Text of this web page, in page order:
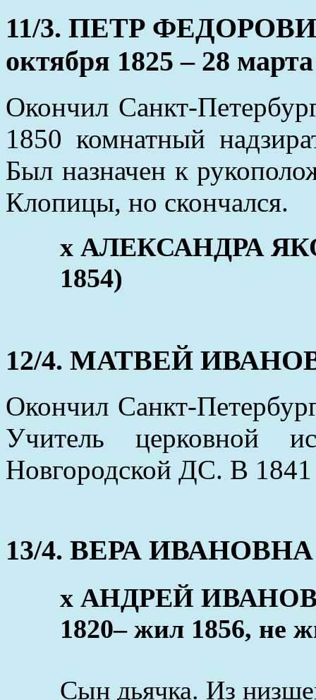
11/3. ПЕТР
октября 1825 – 28
Окончил Санкт-
1850 комнатный
Был назначен к
Клопицы, но скончался.
x АЛЕКСАНДРА
1854)
12/4. МАТВЕЙ
Окончил Санкт-
Учитель церковной
Новгородской ДС. В 1841
13/4. ВЕРА ИВАНОВНА
x АНДРЕЙ
1820– жил 1856, не
Сын дьячка. Из